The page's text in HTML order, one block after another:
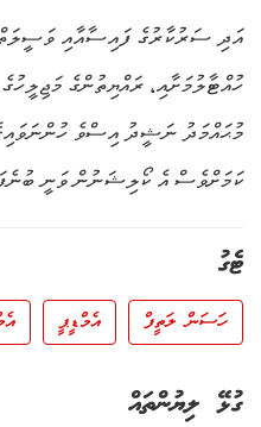
އަދި ސަރުކާރުގެ ފައިސާއާއި
ހުއްޓާލުމަށާއި، ރައްޔިތުންގެ
މުޙައްމަދު ނަޝީދު އިސްވެ
ކަމަށްވެސް އެ ކޯލިޝަނުން ވަނީ
ޓެގު
ހަސަން ލަތީފް އެމްޑީޕީ
ގުޅޭ ލިޔުންތައް